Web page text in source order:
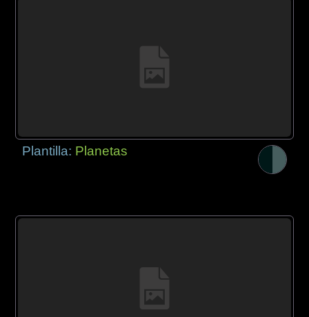
Plantilla: Planetas